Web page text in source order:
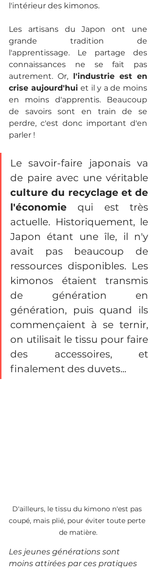
l'intérieur des kimonos.
Les artisans du Japon ont une
grande tradition de
l'apprentissage. Le partage des
connaissances ne se fait pas
autrement. Or, l'industrie est en
crise aujourd'hui et il y a de moins
en moins d'apprentis. Beaucoup
de savoirs sont en train de se
perdre, c'est donc important d'en
parler !
Le savoir-faire japonais va
culture du recyclage et de
l'économie qui est très
actuelle. Historiquement, le
Japon étant une île, il n'y
avait pas beaucoup de
ressources disponibles. Les
kimonos étaient transmis
de génération en
génération, puis quand ils
commençaient à se ternir,
on utilisait le tissu pour faire
des accessoires, et
finalement des duvets...
D'ailleurs, le tissu du kimono n'est pas
coupé, mais plié, pour éviter toute perte
de matière.
Les jeunes générations sont
moins attirées par ces pratiques